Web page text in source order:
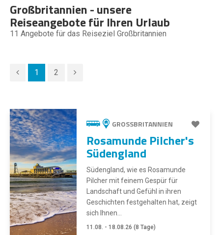
Großbritannien - unsere
Reiseangebote für Ihren Urlaub
11 Angebote für das Reiseziel Großbritannien
1 2
GROSSBRITANNIEN
Rosamunde Pilcher's
Südengland
Südengland, wie es Rosamunde
Pilcher mit feinem Gespür für
Landschaft und Gefühl in ihren
Geschichten festgehalten hat, zeigt
sich Ihnen...
11.08. - 18.08.26 (8 Tage)